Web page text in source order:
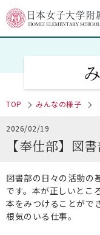
TOP みんなの様子
2026/02/19
【奉仕部】図
図書部の日々の活動の
です。本が正しいとこ
本をみつけることがで
根気のいる仕事。